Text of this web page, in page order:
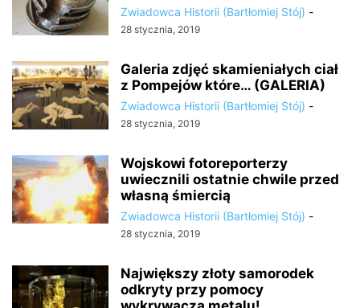
Zwiadowca Historii (Bartłomiej Stój) -
28 stycznia, 2019
Galeria zdjęć skamieniałych ciał
z Pompejów które… (GALERIA)
Zwiadowca Historii (Bartłomiej Stój) -
28 stycznia, 2019
Wojskowi fotoreporterzy
uwiecznili ostatnie chwile przed
własną śmiercią
Zwiadowca Historii (Bartłomiej Stój) -
28 stycznia, 2019
Największy złoty samorodek
odkryty przy pomocy